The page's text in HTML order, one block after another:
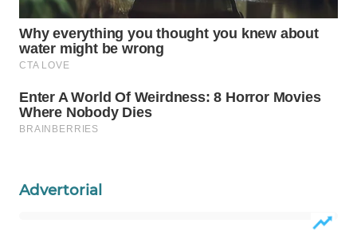
Advertorial
KONSUMEN
LISTRIK
MASYARAKAT
KELISTRIKAN